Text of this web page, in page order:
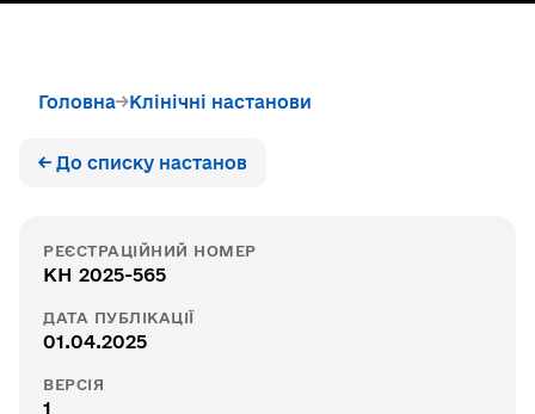
Головна Клінічні настанови
← До списку настанов
РЕЄСТРАЦІЙНИЙ НОМЕР
КН 2025-565
ДАТА ПУБЛІКАЦІЇ
01.04.2025
ВЕРСІЯ
1